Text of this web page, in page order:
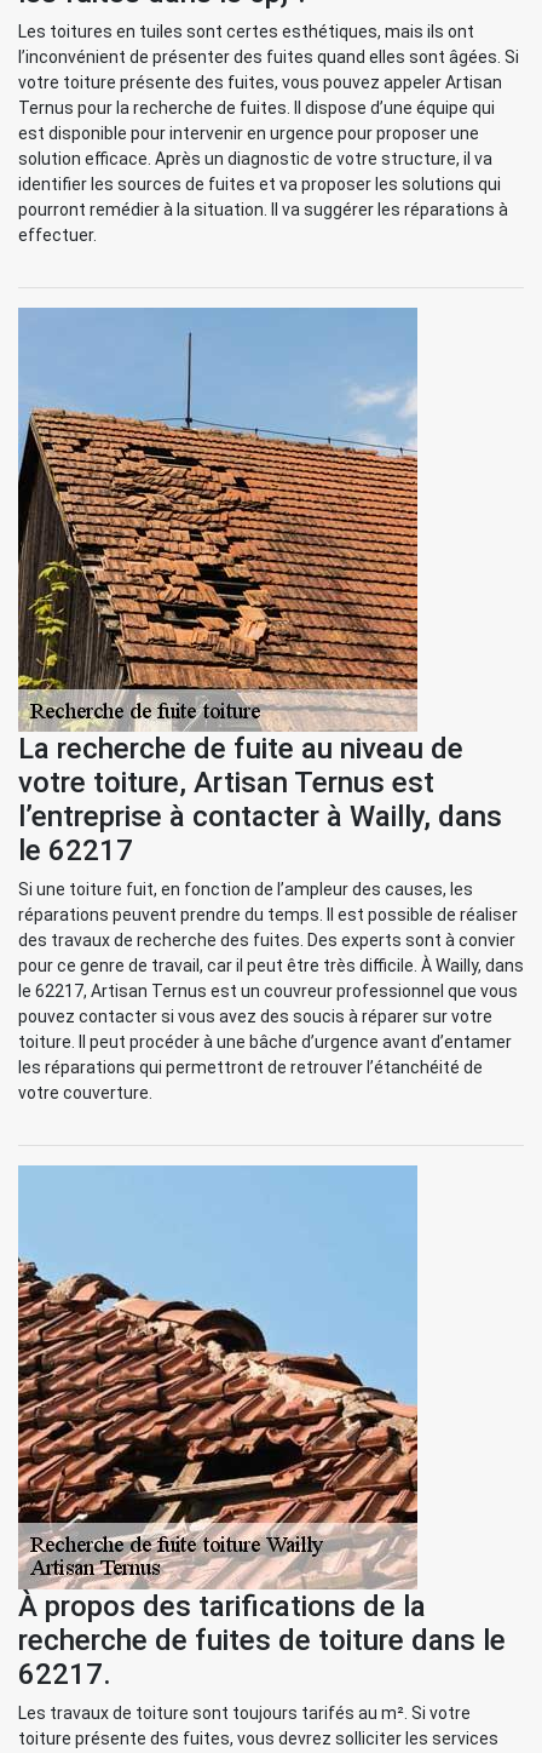
Les toitures en tuiles sont certes esthétiques, mais ils ont
l’inconvénient de présenter des fuites quand elles sont âgées. Si
votre toiture présente des fuites, vous pouvez appeler Artisan
Ternus pour la recherche de fuites. Il dispose d’une équipe qui
est disponible pour intervenir en urgence pour proposer une
solution efficace. Après un diagnostic de votre structure, il va
identifier les sources de fuites et va proposer les solutions qui
pourront remédier à la situation. Il va suggérer les réparations à
effectuer.
La recherche de fuite au niveau de
votre toiture, Artisan Ternus est
l’entreprise à contacter à Wailly, dans
le 62217
Si une toiture fuit, en fonction de l’ampleur des causes, les
réparations peuvent prendre du temps. Il est possible de réaliser
des travaux de recherche des fuites. Des experts sont à convier
pour ce genre de travail, car il peut être très difficile. À Wailly, dans
le 62217, Artisan Ternus est un couvreur professionnel que vous
pouvez contacter si vous avez des soucis à réparer sur votre
toiture. Il peut procéder à une bâche d’urgence avant d’entamer
les réparations qui permettront de retrouver l’étanchéité de
votre couverture.
À propos des tarifications de la
recherche de fuites de toiture dans le
62217.
Les travaux de toiture sont toujours tarifés au m². Si votre
toiture présente des fuites, vous devrez solliciter les services